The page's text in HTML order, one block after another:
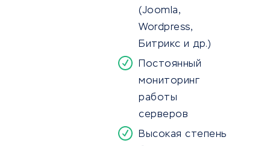
(Joomla,
Wordpress,
Битрикс и др.)
Постоянный
мониторинг
работы
серверов
Высокая степень